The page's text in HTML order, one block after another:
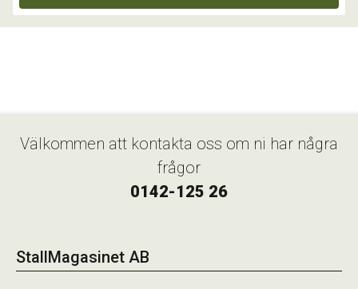
Välkommen att kontakta oss om ni har några
frågor
0142-125 26
StallMagasinet AB